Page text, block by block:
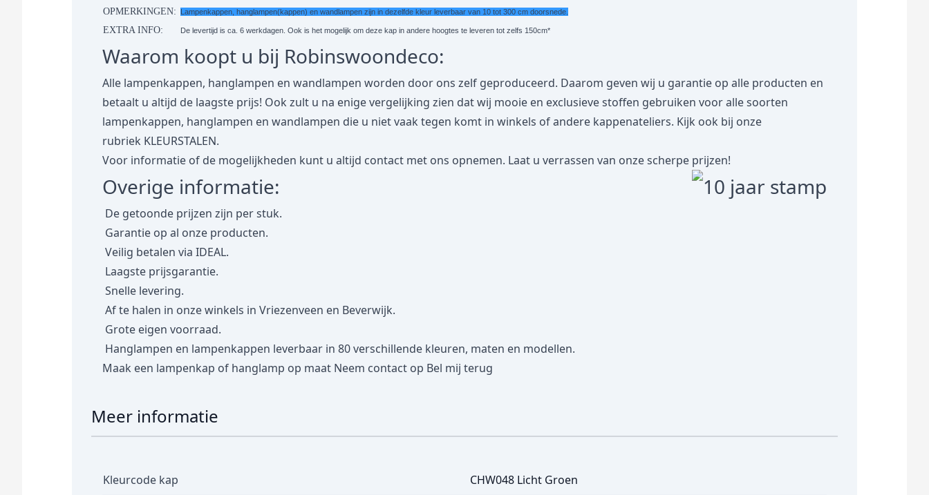
OPMERKINGEN: Lampenkappen, hanglampen(kappen) en wandlampen zijn in dezelfde kleur leverbaar van 10 tot 300 cm doorsnede.
EXTRA INFO: De levertijd is ca. 6 werkdagen. Ook is het mogelijk om deze kap in andere hoogtes te leveren tot zelfs 150cm*
Waarom koopt u bij Robinswoondeco:
Alle lampenkappen, hanglampen en wandlampen worden door ons zelf geproduceerd. Daarom geven wij u garantie op alle producten en
betaalt u altijd de laagste prijs! Ook zult u na enige vergelijking zien dat wij mooie en exclusieve stoffen gebruiken voor alle soorten
lampenkappen, hanglampen en wandlampen die u niet vaak tegen komt in winkels of andere kappenateliers. Kijk ook bij onze
rubriek KLEURSTALEN.
Voor informatie of de mogelijkheden kunt u altijd contact met ons opnemen. Laat u verrassen van onze scherpe prijzen!
Overige informatie:
De getoonde prijzen zijn per stuk.
Garantie op al onze producten.
Veilig betalen via IDEAL.
Laagste prijsgarantie.
Snelle levering.
Af te halen in onze winkels in Vriezenveen en Beverwijk.
Grote eigen voorraad.
Hanglampen en lampenkappen leverbaar in 80 verschillende kleuren, maten en modellen.
Maak een lampenkap of hanglamp op maat Neem contact op Bel mij terug
Meer informatie
Kleurcode kap CHW048 Licht Groen